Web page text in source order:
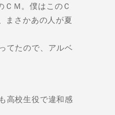
Ｍ。僕はこのＣ
まさかあの人が夏
てたので、アルベ
高校生役で違和感